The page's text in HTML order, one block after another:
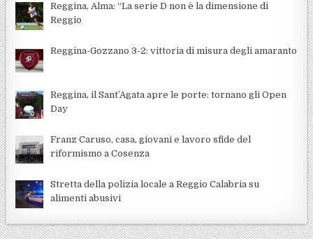
Reggina, Alma: “La serie D non è la dimensione di
Reggio
Reggina-Gozzano 3-2: vittoria di misura degli amaranto
Reggina, il Sant’Agata apre le porte: tornano gli Open
Day
Franz Caruso, casa, giovani e lavoro sfide del
riformismo a Cosenza
Stretta della polizia locale a Reggio Calabria su
alimenti abusivi